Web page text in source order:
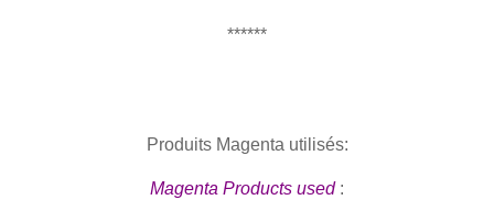
******
Produits Magenta utilisés:
Magenta Products used :